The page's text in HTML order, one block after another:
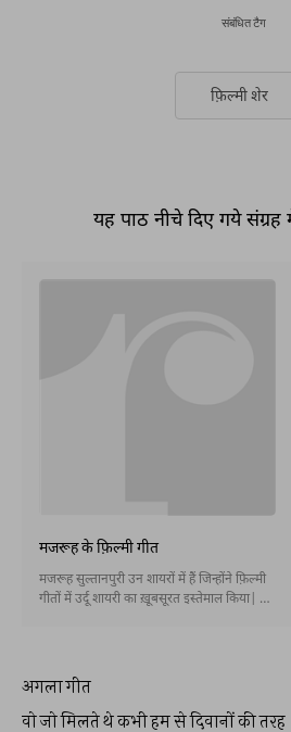
संबंधित टैग
फ़िल्मी शेर
यह पाठ नीचे दिए गये
मजरूह के फ़िल्मी गीत
मजरूह सुल्तानपुरी उन शायरों में हैं जिन्होंने फ़िल्मी
गीतों में उर्दू शायरी का ख़ूबसूरत इस्तेमाल किया| उर्दू
अगला गीत
वो जो मिलते थे कभी हम से दिवानों की तरह